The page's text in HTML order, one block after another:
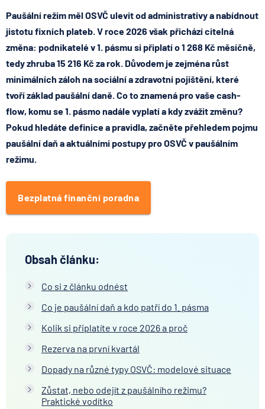
Paušální režim měl OSVČ ulevit od administrativy a nabídnout
jistotu fixních plateb. V roce 2026 však přichází citelná
změna: podnikatelé v 1. pásmu si připlatí o1 268 Kč měsíčně,
tedy zhruba15 216 Kč za rok. Důvodem je zejména růst
minimálních záloh na sociální a zdravotní pojištění, které
tvoří základ paušální daně. Co to znamená pro vaše cash-
flow, komu se 1. pásmo nadále vyplatí a kdy zvážit změnu?
Pokud hledáte definice a pravidla, začněte přehledem pojmu
paušální daň a aktuálními postupy pro OSVČ v paušálním
režimu.
Bezplatná finanční poradna
Obsah článku:
Co si z článku odnést
Co je paušální daň a kdo patří do 1. pásma
Kolik si připlatíte v roce 2026 a proč
Rezerva na první kvartál
Dopady na různé typy OSVČ: modelové situace
Zůstat, nebo odejít z paušálního režimu?
Praktické vodítko